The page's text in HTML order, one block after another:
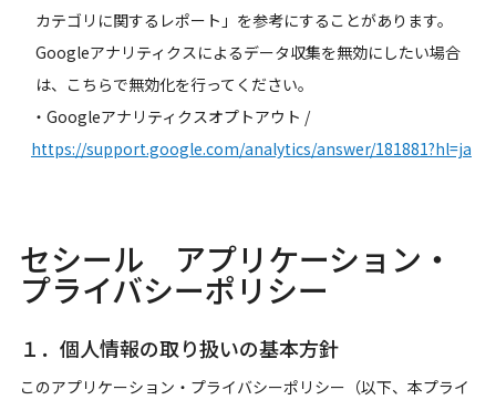
カテゴリに関するレポート」を参考にすることがあります。
Googleアナリティクスによるデータ収集を無効にしたい場合
は、こちらで無効化を行ってください。
・Googleアナリティクスオプトアウト /
https://support.google.com/analytics/answer/181881?hl=ja
セシール アプリケーション・
プライバシーポリシー
１．個人情報の取り扱いの基本方針
このアプリケーション・プライバシーポリシー（以下、本プライ